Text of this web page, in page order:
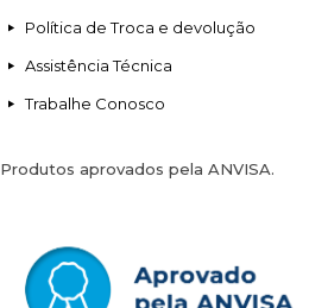
Política de Troca e devolução
Assistência Técnica
Trabalhe Conosco
Produtos aprovados pela ANVISA.